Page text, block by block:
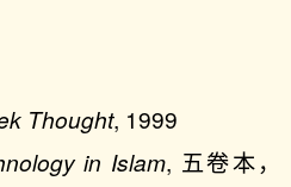
Thought, 1999
in Islam, 五卷本，